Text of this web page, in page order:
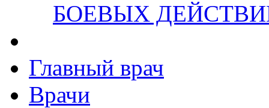
БОЕВЫХ
Главный врач
Врачи